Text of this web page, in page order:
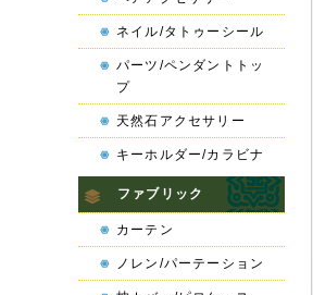
ネイル/タトゥーシール
パーツ/ペンダントトッ
プ
天然石アクセサリー
キーホルダー/カラビナ
ファブリック
カーテン
ノレン/パーテーション